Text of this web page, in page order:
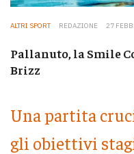
ALTRI SPORT REDAZIONE 27
Pallanuto, la Smile
Brizz
Una partita
gli obiettivi